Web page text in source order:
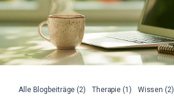
Alle Blogbeiträge (2) Therapie (1) Wissen (2)